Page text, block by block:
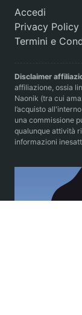
Accedi
Privacy Policy
Termini e